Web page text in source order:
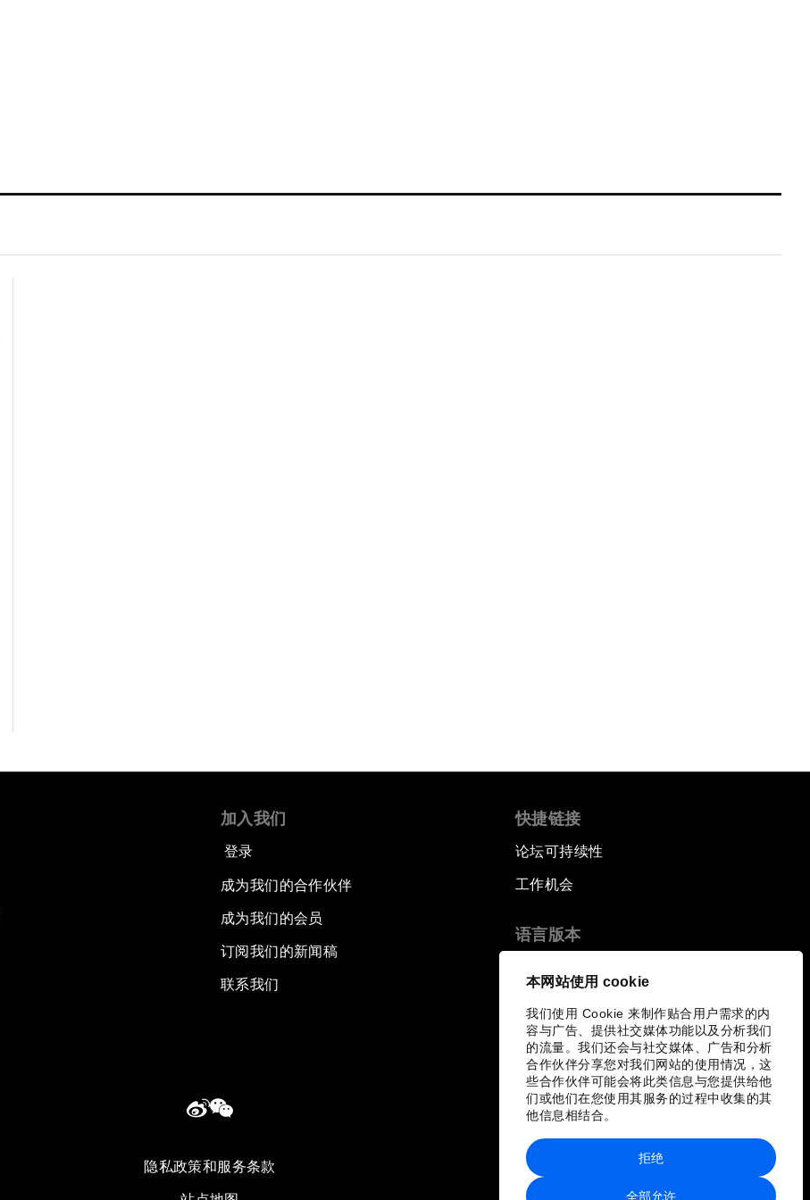
本网站使用 cookie
我们使用 Cookie 来制作贴合用户需求的内
容与广告、提供社交媒体功能以及分析我们
的流量。我们还会与社交媒体、广告和分析
合作伙伴分享您对我们网站的使用情况，这
些合作伙伴可能会将此类信息与您提供给他
们或他们在您使用其服务的过程中收集的其
他信息相结合。
全部允许
拒绝
加入我们
登录
成为我们的合作伙伴
成为我们的会员
订阅我们的新闻稿
联系我们
快捷链接
论坛可持续性
工作机会
语言版本
隐私政策和服务条款